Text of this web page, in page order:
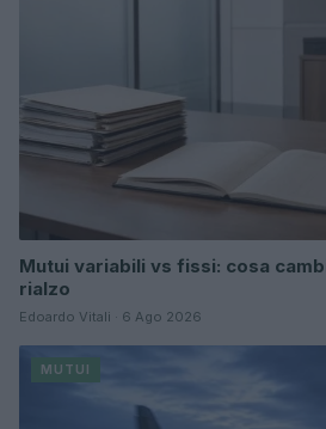
Mutui variabili vs fissi: cosa
rialzo
Edoardo Vitali · 6 Ago 2026
MUTUI